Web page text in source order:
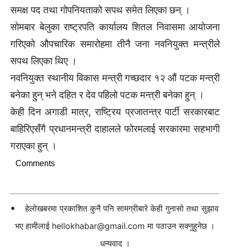
समक्ष पद तथा गोपनियताको सपथ समेत लिएका छन् ।
सोमबार बेलुका राष्ट्रपति कार्यालय शितल निवासमा आयोजना
गरिएको औपचारिक समारोहमा तीनै जना नवनियुक्त मन्त्रीले
सपथ लिएका थिए ।
नवनियुक्त स्थानीय विकास मन्त्री गच्छदार १२ औं पटक मन्त्री
बनेका हुन् भने दहित र देव पहिलो पटक मन्त्री बनेका हुन् ।
केही दिन अगाडी मात्र, राष्ट्रिय प्रजातन्त्र पार्टी सरकारबाट
बाहिरिएसँगै प्रधानमन्त्री दाहालले फोरमलाई सरकारमा सहभागी
गराएका हुन् ।
Comments
हेलोखबरमा प्रकाशित कुनै पनि सामग्रीबारे केही गुनासो तथा सुझाव
भए हामीलाई hellokhabar@gmail.com मा पठाउन सक्नुहुनेछ ।
धन्यवाद ।